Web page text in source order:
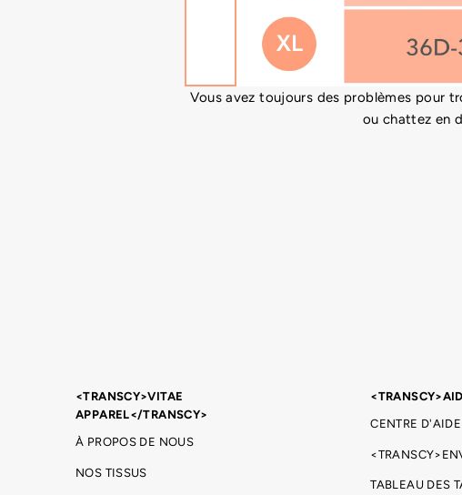
Vous avez toujours des problèmes pour
ou chattez en
<TRANSCY>VITAE
APPAREL</TRANSCY>
À PROPOS DE NOUS
NOS TISSUS
CENTRE D'AIDE
TABLEAU DES